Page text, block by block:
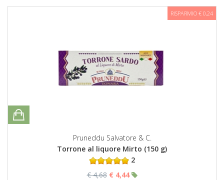
RISPARMIO € 0,24
Pruneddu Salvatore & C.
Torrone al liquore Mirto (150 g)
2
€ 4,68 € 4,44